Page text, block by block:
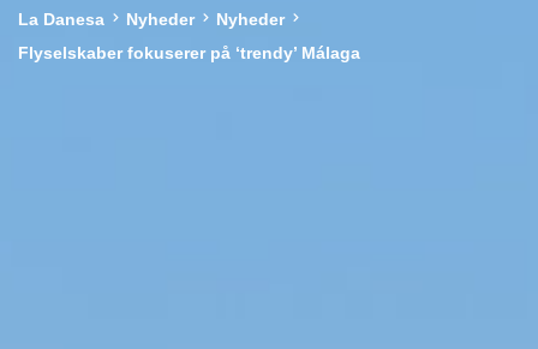
La Danesa Nyheder
Nyheder
Flyselskaber fokuserer på ‘trendy’ Málaga